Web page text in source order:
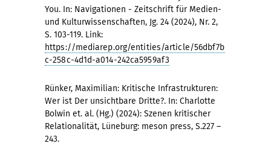
You. In: Navigationen - Zeitschrift für Medien-
und Kulturwissenschaften, Jg. 24 (2024), Nr. 2,
S. 103-119. Link:
https://mediarep.org/entities/article/56dbf7b
c-258c-4d1d-a014-242ca5959af3
Rünker, Maximilian: Kritische Infrastrukturen:
Wer ist Der unsichtbare Dritte?. In: Charlotte
Bolwin et. al. (Hg.) (2024): Szenen kritischer
Relationalität, Lüneburg: meson press, S.227 –
243.